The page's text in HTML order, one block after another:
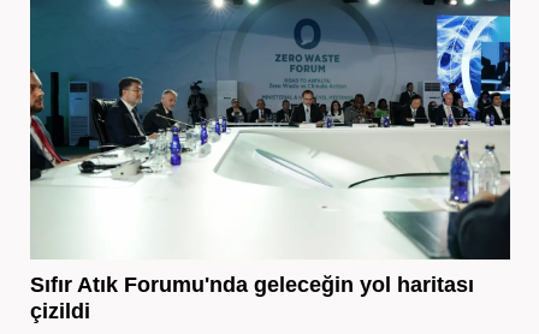
Sıfır Atık Forumu'nda geleceğin yol haritası
çizildi